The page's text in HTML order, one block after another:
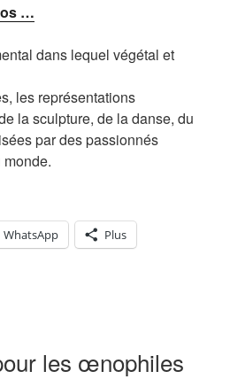
…
dans lequel végétal et
les représentations
la sculpture, de la danse, du
par des passionnés
WhatsApp Plus
les œnophiles